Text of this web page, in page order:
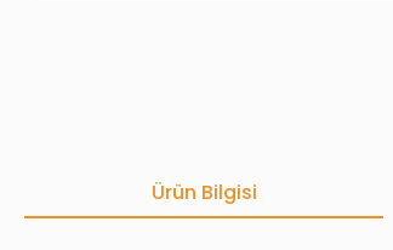
Ürün Bilgisi